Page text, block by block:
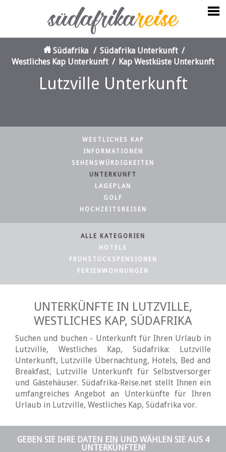
Lutzville Unterkunft
Südafrika / Südafrika Unterkunft /
Westliches Kap Unterkunft / Kap Westküste Unterkunft
WESTLICHES KAP
INFORMATIONEN
SEHENSWÜRDIGKEITEN
UNTERKUNFT
LAGEPLAN
GOLF
HOCHZEITSREISEN
ALLE KATEGORIEN
HOTELS
FRÜHSTÜCKSPENSIONEN
FERIENWOHNUNGEN
UNTERKÜNFTE IN LUTZVILLE,
WESTLICHES KAP, SÜDAFRIKA
Suchen und buchen - Unterkunft für Ihren Urlaub in
Lutzville, Westliches Kap, Südafrika: Lutzville
Unterkunft, Lutzville Übernachtung, Hotels, Bed and
Breakfast, Lutzville Unterkunft für Selbstversorger
und Gästehäuser. Südafrika-Reise.net stellt Ihnen ein
umfangreiches Angebot an Unterkünfte für Ihren
Urlaub in Lutzville, Westliches Kap, Südafrika vor.
GEBEN SIE IHRE DATEN EIN UND WÄHLEN SIE AUS 4
UNTERKÜNFTEN!